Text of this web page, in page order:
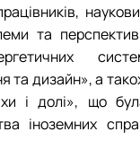
та
та дизайн», а
і долі», що
іноземних